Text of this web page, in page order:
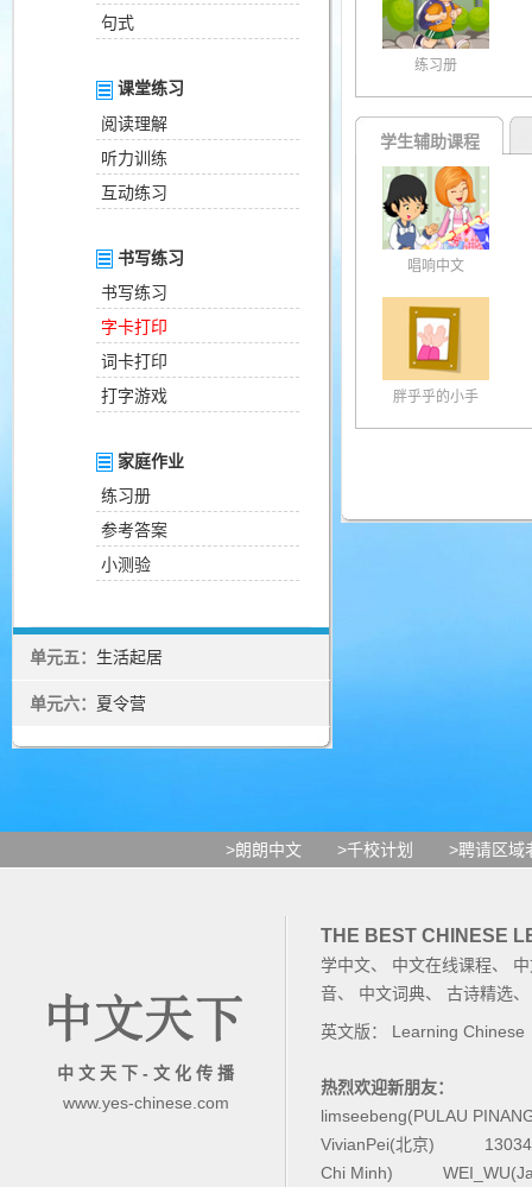
句式
课堂练习
阅读理解
听力训练
互动练习
书写练习
书写练习
字卡打印
词卡打印
打字游戏
家庭作业
练习册
参考答案
小测验
单元五： 生活起居
单元六： 夏令营
练习册
学生辅助课程
唱响中文
胖乎乎的小手
>朗朗中文 >千校计划 >聘请区域
中 文 天 下 - 文 化 传 播
www.yes-chinese.com
THE BEST CHINESE
学中文、 中文在线课程、
音、 中文词典、 古诗精选
英文版： Learning Chinese
热烈欢迎新朋友：
limseebeng(PULAU
VivianPei(北京)
Chi Minh)